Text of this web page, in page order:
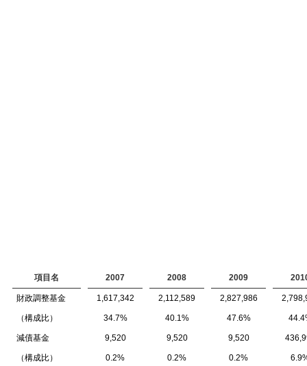
項目名 2007 2008 2009
財政調整基金 1,617,342 2,112,589 2,827,986
（構成比） 34.7% 40.1% 47.6%
減債基金 9,520 9,520 9,520
（構成比） 0.2% 0.2% 0.2%